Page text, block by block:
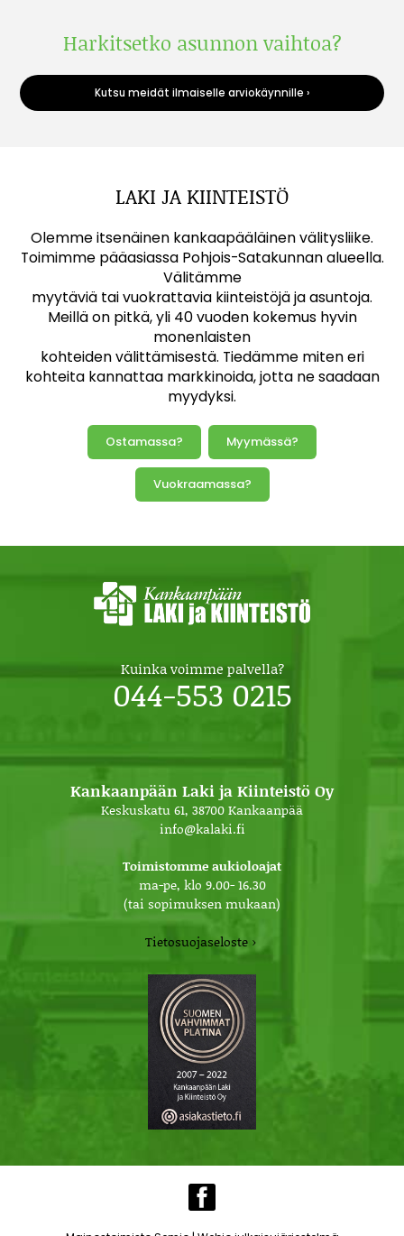
Harkitsetko asunnon vaihtoa?
Kutsu meidät ilmaiselle arviokäynnille ›
LAKI JA KIINTEISTÖ
Olemme itsenäinen kankaapääläinen välitysliike.
Toimimme pääasiassa Pohjois-Satakunnan alueella.
Välitämme
myytäviä tai vuokrattavia kiinteistöjä ja asuntoja.
Meillä on pitkä, yli 40 vuoden kokemus hyvin
monenlaisten
kohteiden välittämisestä. Tiedämme miten eri
kohteita kannattaa markkinoida, jotta ne saadaan
myydyksi.
Ostamassa? Myymässä?
Vuokraamassa?
Kuinka voimme palvella?
044-553 0215
Kankaanpään Laki ja Kiinteistö Oy
Keskuskatu 61, 38700 Kankaanpää
info@kalaki.fi
Toimistomme aukioloajat
ma-pe, klo 9.00- 16.30
(tai sopimuksen mukaan)
Tietosuojaseloste ›